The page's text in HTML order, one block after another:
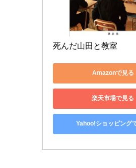
死んだ山田と教室
Amazonで見る
楽天市場で見る
Yahoo!ショッピング